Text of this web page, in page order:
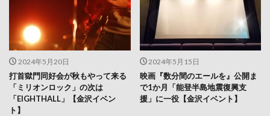
2024年5月20日
打首獄門同好会が秋もやって来る
「ミリオンロック」の次は
「EIGHTHALL」【金沢イベン
ト】
2024年5月15日
映画『数分間のエールを』公開ま
で1か月「能登半島地震復興支
援」に一役【金沢イベント】